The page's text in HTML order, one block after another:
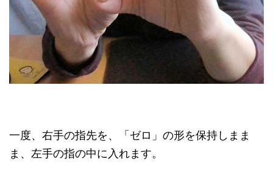
一度、右手の指先を、「ゼロ」の形を保持しまま
ま、左手の指の中に入れます。